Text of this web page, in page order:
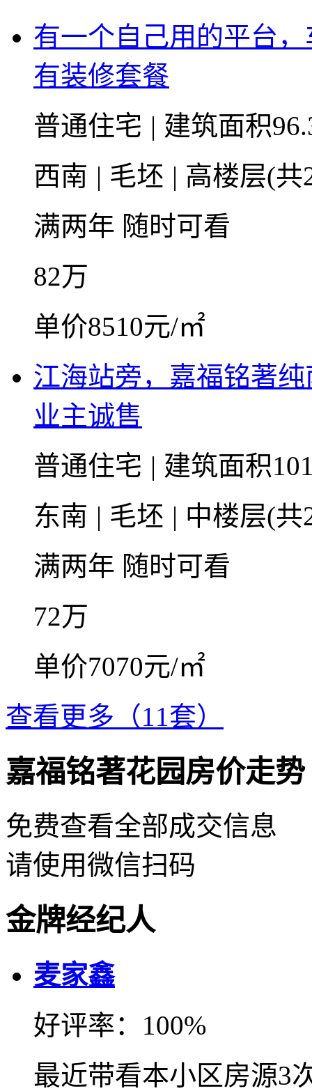
有一个自己用的平台
有装修套餐
普通住宅 | 建筑面积
西南 | 毛坯 | 高楼层(
满两年 随时可看
82万
单价8510元/㎡
江海站旁，嘉福铭著
业主诚售
普通住宅 | 建筑面积
东南 | 毛坯 | 中楼层(
满两年 随时可看
72万
单价7070元/㎡
查看更多（11套）
嘉福铭著花园房价走势
免费查看全部成交信息
请使用微信扫码
金牌经纪人
麦家鑫
好评率：100%
最近带看本小区房源3